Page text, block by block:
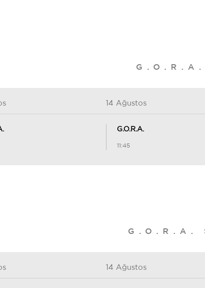
14 Ağustos
G.O.R.A.
11:45
G.O.R.A.
14 Ağustos